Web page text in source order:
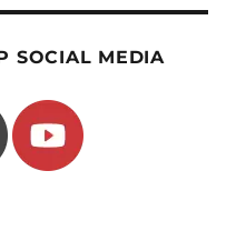
SOCIAL MEDIA